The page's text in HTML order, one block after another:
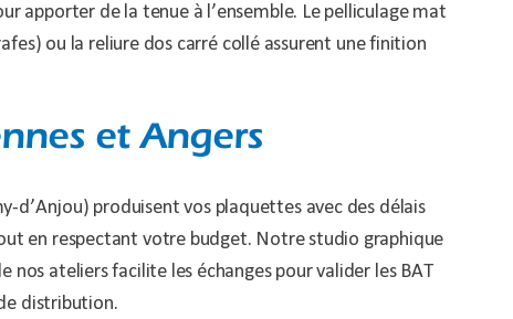
apporter de la tenue à l’ensemble. Le pelliculage mat
ou la reliure dos carré collé assurent une finition
et Angers
d’Anjou) produisent vos plaquettes avec des délais
en respectant votre budget. Notre studio graphique
ateliers facilite les échanges pour valider les BAT
distribution.